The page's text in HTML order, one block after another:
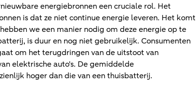
energiebronnen een cruciale rol. Het
is dat ze niet continue energie leveren. Het komt
we een manier nodig om deze energie op te
is duur en nog niet gebruikelijk. Consumenten
om het terugdringen van de uitstoot van
elektrische auto's. De gemiddelde
hoger dan die van een thuisbatterij.